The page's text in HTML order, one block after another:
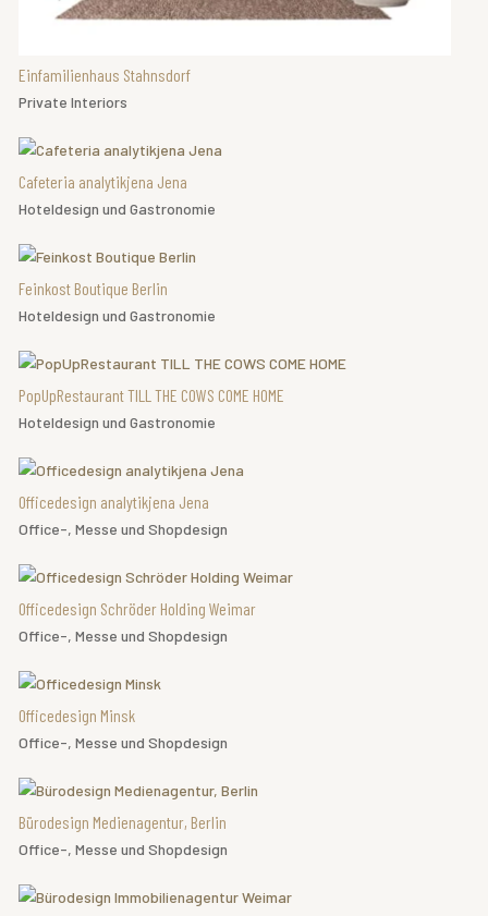
Einfamilienhaus Stahnsdorf
Private Interiors
Cafeteria analytikjena Jena
Hoteldesign und Gastronomie
Feinkost Boutique Berlin
Hoteldesign und Gastronomie
PopUpRestaurant TILL THE COWS COME HOME
Hoteldesign und Gastronomie
Officedesign analytikjena Jena
Office-, Messe und Shopdesign
Officedesign Schröder Holding Weimar
Office-, Messe und Shopdesign
Officedesign Minsk
Office-, Messe und Shopdesign
Bürodesign Medienagentur, Berlin
Office-, Messe und Shopdesign